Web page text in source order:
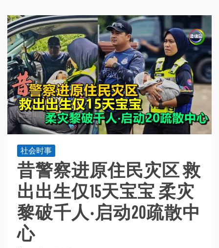
社会时事
昔警察进原住民灾区 救
出出生仅15天宝宝 柔灾
黎破千人‧启动20疏散中
心